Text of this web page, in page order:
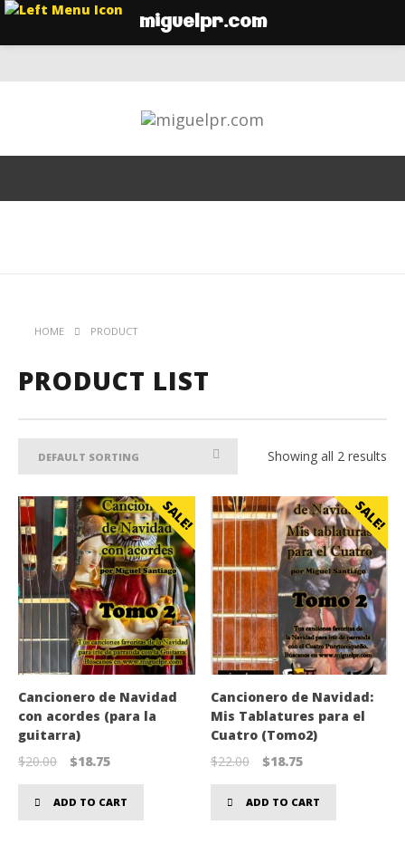
HOME PRODUCT
PRODUCT LIST
Showing all 2 results
SALE!
Cancionero de Navidad
con acordes (para la
guitarra)
$20.00 Original
price
was:
$20.00.
$18.75Current
is:
$18.75.
ADD TO CART
SALE!
Cancionero de Navidad:
Mis Tablatures para el
Cuatro (Tomo2)
$22.00 Original
price
was:
$22.00.
$18.75Current
is:
$18.75.
ADD TO CART
miguelpr.com